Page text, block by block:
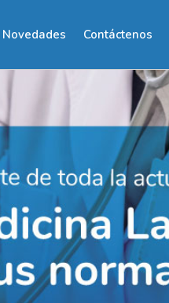
Novedades Contáctenos